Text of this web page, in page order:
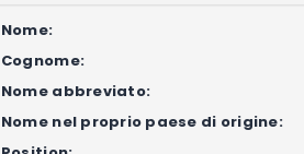
Nome:
Cognome:
Nome abbreviato:
Nome nel proprio paese di origine: